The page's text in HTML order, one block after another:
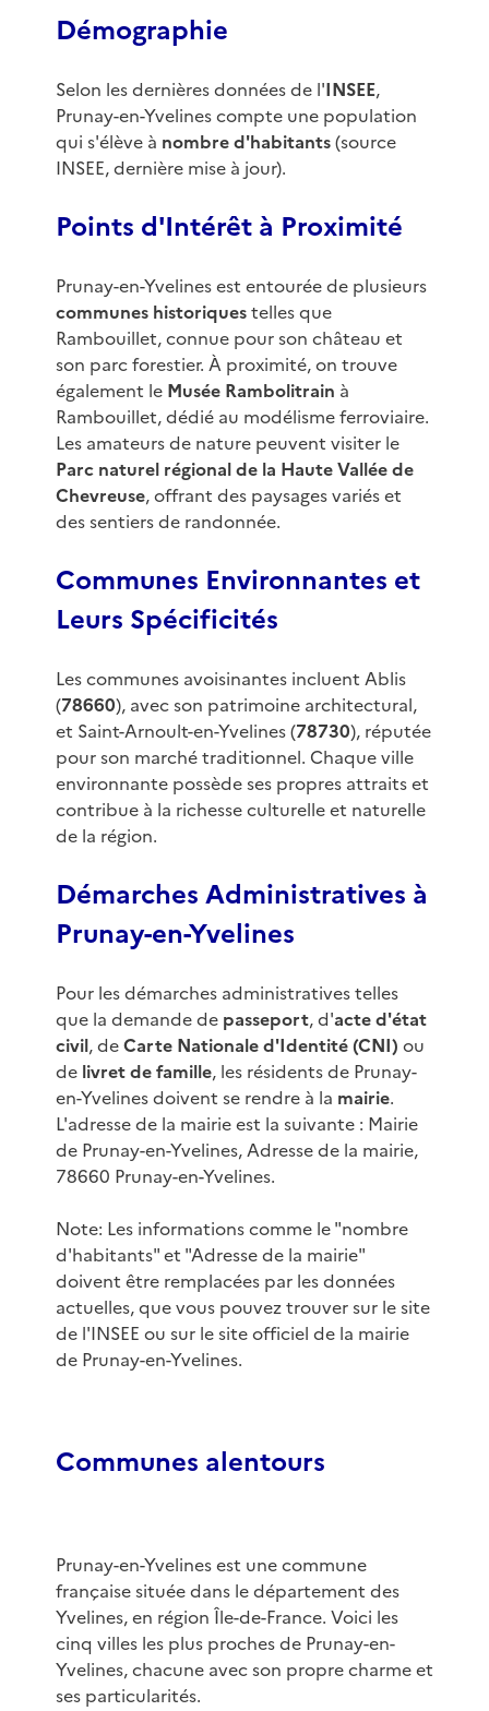
Démographie
Selon les dernières données de l'INSEE,
Prunay-en-Yvelines compte une population
qui s'élève à nombre d'habitants(source
INSEE, dernière mise à jour).
Points d'Intérêt à Proximité
Prunay-en-Yvelines est entourée de plusieurs
communes historiquestelles que
Rambouillet, connue pour son château et
son parc forestier. À proximité, on trouve
également le Musée Rambolitrain à
Rambouillet, dédié au modélisme ferroviaire.
Les amateurs de nature peuvent visiter le
Parc naturel régional de la Haute Vallée de
Chevreuse, offrant des paysages variés et
des sentiers de randonnée.
Communes Environnantes et
Leurs Spécificités
Les communes avoisinantes incluent Ablis
(78660), avec son patrimoine architectural,
et Saint-Arnoult-en-Yvelines (78730), réputée
pour son marché traditionnel. Chaque ville
environnante possède ses propres attraits et
contribue à la richesse culturelle et naturelle
de la région.
Démarches Administratives à
Prunay-en-Yvelines
Pour les démarches administratives telles
que la demande de passeport, d'acte d'état
civil, deCarte Nationale d'Identité (CNI) ou
de livret de famille, les résidents de Prunay-
en-Yvelines doivent se rendre à la mairie.
L'adresse de la mairie est la suivante : Mairie
de Prunay-en-Yvelines, Adresse de la mairie,
78660 Prunay-en-Yvelines.
Note: Les informations comme le "nombre
d'habitants" et "Adresse de la mairie"
doivent être remplacées par les données
actuelles, que vous pouvez trouver sur le site
de l'INSEE ou sur le site officiel de la mairie
de Prunay-en-Yvelines.
Communes alentours
Prunay-en-Yvelines est une commune
française située dans le département des
Yvelines, en région Île-de-France. Voici les
cinq villes les plus proches de Prunay-en-
Yvelines, chacune avec son propre charme et
ses particularités.